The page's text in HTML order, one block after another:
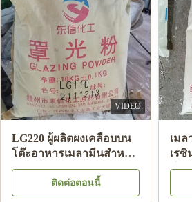
VIDEO
LG220 ผู้ผลิตผงเคลือบบน
โต๊ะอาหารเมลามีนสำหรับ
แผ่นเมลามีนส่องแสง HS
Code 39092000
ติดต่อตอนนี้